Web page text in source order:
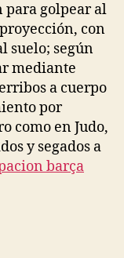
para golpear al
con
suelo; según
mediante
a cuerpo
por
como en Judo,
y segados a
barça